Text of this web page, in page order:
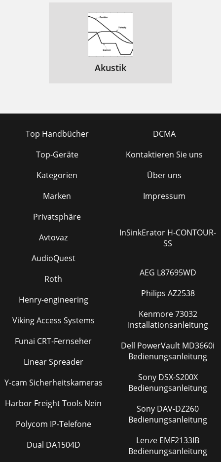
Akustik
Top Handbücher
Top-Geräte
Kategorien
Marken
Privatsphäre
DCMA
Kontaktieren Sie uns
Über uns
Impressum
Avtovaz
AudioQuest
Roth
Henry-engineering
Viking Access Systems
Funai CRT-Fernseher
Linear Spreader
Y-cam Sicherheitskameras
Harbor Freight Tools Nein
Polycom IP-Telefone
Dual DA1504D
InSinkErator H-CONTOUR-
SS
AEG L87695WD
Philips AZ2538
Kenmore 73032
Installationsanleitung
Dell PowerVault MD3660i
Bedienungsanleitung
Sony DSX-S200X
Bedienungsanleitung
Sony DAV-DZ260
Bedienungsanleitung
Lenze EMF2133IB
Bedienungsanleitung